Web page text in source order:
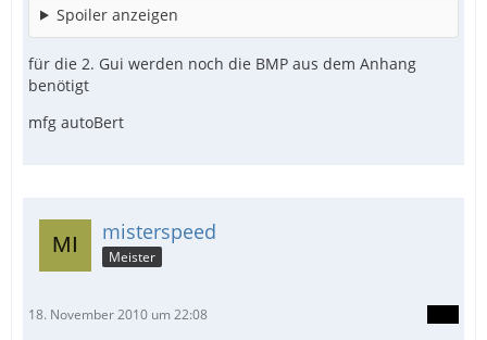
Spoiler anzeigen
für die 2. Gui werden noch die BMP aus dem Anhang
benötigt
mfg autoBert
misterspeed
Meister
18. November 2010 um 22:08